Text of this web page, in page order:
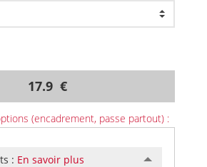
17.9 €
(encadrement, passe partout) :
: En savoir plus